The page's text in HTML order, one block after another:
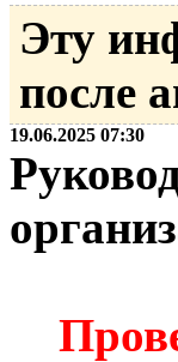
Эту
после
19.06.2025 07:30